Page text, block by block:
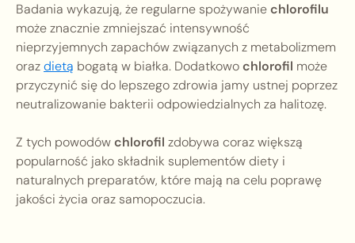
Badania wykazują, że regularne spożywaniechlorofilu
może znacznie zmniejszać intensywność
nieprzyjemnych zapachów związanych z metabolizmem
orazdietą bogatą w białka. Dodatkowochlorofil może
przyczynić się do lepszego zdrowia jamy ustnej poprzez
neutralizowanie bakterii odpowiedzialnych za halitozę.
Z tych powodówchlorofil zdobywa coraz większą
popularność jako składnik suplementów diety i
naturalnych preparatów, które mają na celu poprawę
jakości życia oraz samopoczucia.